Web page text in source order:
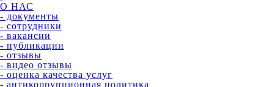
О НАС
- документы
- сотрудники
- вакансии
- публикации
- отзывы
- видео отзывы
- оценка качества услуг
- антикоррупционная политика